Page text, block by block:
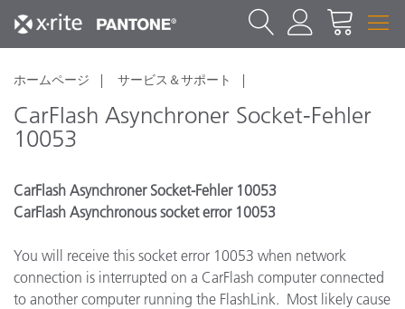
ホームページ サービス＆サポート
CarFlash Asynchroner Socket-Fehler
10053
CarFlash Asynchroner Socket-Fehler 10053
CarFlash Asynchronous socket error 10053
You will receive this socket error 10053 when network
connection is interrupted on a CarFlash computer connected
to another computer running the FlashLink. Most likely cause